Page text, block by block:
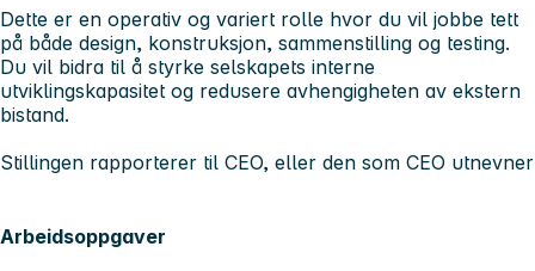
Dette er en operativ og variert rolle hvor du vil jobbe tett
på både design, konstruksjon, sammenstilling og testing.
Du vil bidra til å styrke selskapets interne
utviklingskapasitet og redusere avhengigheten av ekstern
bistand.
Stillingen rapporterer til CEO, eller den som CEO utnevner
Arbeidsoppgaver